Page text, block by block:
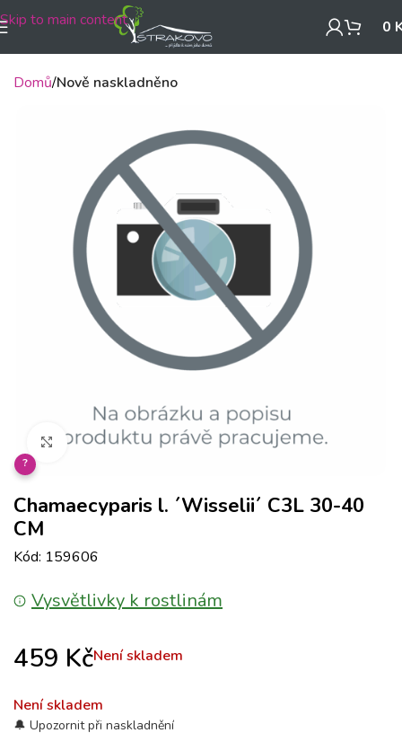
Skip to main content 0
Domů Nově naskladněno
Klikněte pro zvětšení
?
Chamaecyparis l. ´Wisselii´ C3L 30-40
CM
Kód: 159606
Vysvětlivky k rostlinám
459 KčNení skladem
Není skladem